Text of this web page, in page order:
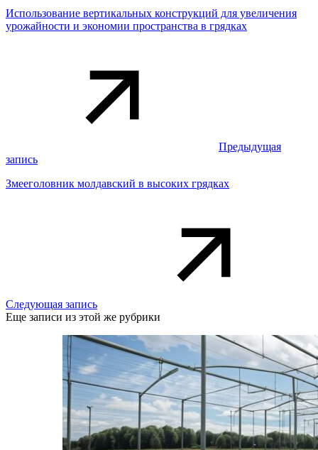
Использование вертикальных конструкций для увеличения
урожайности и экономии пространства в грядках
Предыдущая
запись
Змееголовник молдавский в высоких грядках
Следующая запись
Еще записи из этой же рубрики